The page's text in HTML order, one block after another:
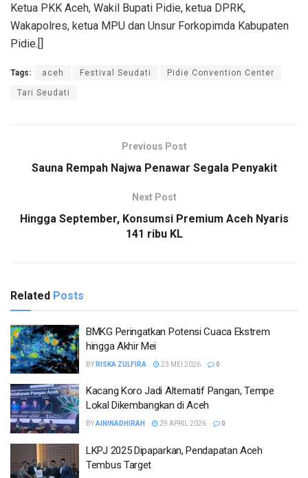
Ketua PKK Aceh, Wakil Bupati Pidie, ketua DPRK,
Wakapolres, ketua MPU dan Unsur Forkopimda Kabupaten
Pidie.[]
Tags: aceh Festival Seudati Pidie Convention Center
Tari Seudati
Previous Post
Sauna Rempah Najwa Penawar Segala Penyakit
Next Post
Hingga September, Konsumsi Premium Aceh Nyaris
141 ribu KL
Related Posts
BMKG Peringatkan Potensi Cuaca Ekstrem
hingga Akhir Mei
BY RISKA ZULFIRA 23 MEI 2026 0
Kacang Koro Jadi Alternatif Pangan, Tempe
Lokal Dikembangkan di Aceh
BYAININADHIRAH 29 APRIL 2026 0
LKPJ 2025 Dipaparkan, Pendapatan Aceh
Tembus Target